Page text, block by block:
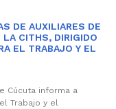
DE AUXILIARES DE
CITHS, DIRIGIDO
EL TRABAJO Y EL
Cúcuta informa a
Trabajo y el